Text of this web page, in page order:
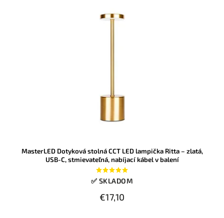
MasterLED Dotyková stolná CCT LED lampička Ritta – zlatá,
USB-C, stmievateľná, nabíjací kábel v balení
✅ SKLADOM
€17,10